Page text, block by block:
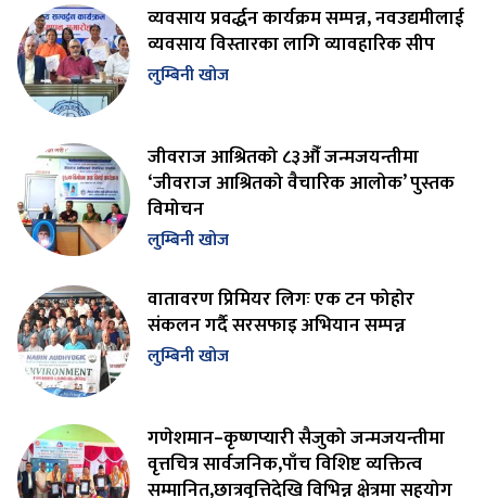
व्यवसाय प्रवर्द्धन कार्यक्रम सम्पन्न, नवउद्यमीलाई
व्यवसाय विस्तारका लागि व्यावहारिक सीप
लुम्बिनी खोज
जीवराज आश्रितको ८३औँ जन्मजयन्तीमा
‘जीवराज आश्रितको वैचारिक आलोक’ पुस्तक
विमोचन
लुम्बिनी खोज
वातावरण प्रिमियर लिगः एक टन फोहोर
संकलन गर्दै सरसफाइ अभियान सम्पन्न
लुम्बिनी खोज
गणेशमान–कृष्णप्यारी सैजुको जन्मजयन्तीमा
वृत्तचित्र सार्वजनिक,पाँच विशिष्ट व्यक्तित्व
सम्मानित,छात्रवृत्तिदेखि विभिन्न क्षेत्रमा सहयोग